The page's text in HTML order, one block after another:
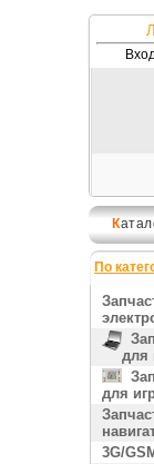
К
По
для
для
3G/